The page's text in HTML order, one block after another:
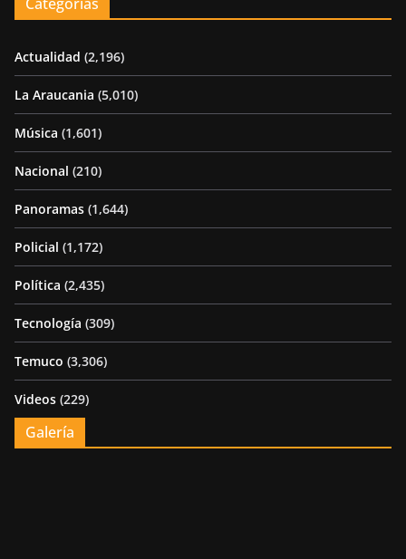
Categorías
Actualidad (2,196)
La Araucania (5,010)
Música (1,601)
Nacional (210)
Panoramas (1,644)
Policial (1,172)
Política (2,435)
Tecnología (309)
Temuco (3,306)
Videos (229)
Galería